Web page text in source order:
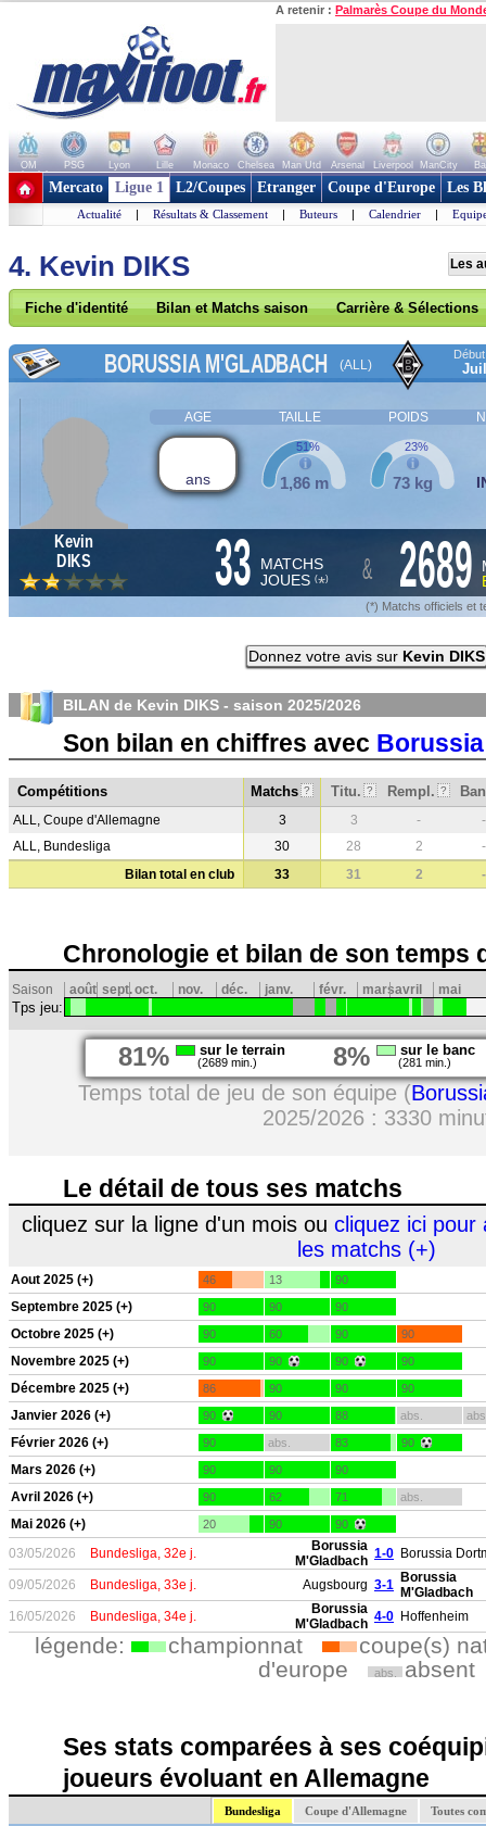
A retenir : Palmarès Coupe du
OM PSG Lyon Lille Monaco Chelsea Man Utd Arsenal Liverpool ManCity
+ de clubs
Mercato Ligue 1 L2/Coupes Etranger Coupe d'Europe Les
Actualité | Résultats & Classement | Buteurs | Calendrier |
4. Kevin DIKS Les
Fiche d'identité Bilan et Matchs saison Carrière & Sélections
BORUSSIA M'GLADBACH (ALL)
AGE TAILLE POIDS
ans 1,86 m
51%
73 kg
23%
Kevin
DIKS
33 MATCHS
JOUES (*) & 2689
(*) Matchs officiels et
Donnez votre avis sur Kevin DIKS
BILAN de Kevin DIKS - saison 2025/2026
Son bilan en chiffres avec
Compétitions Matchs ? Titu. ? Rempl. ?
ALL, Coupe d'Allemagne 3 3 -
-
ALL, Bundesliga
30 28 2
-
Bilan total en club
33 31 2 -
Chronologie et bilan de son temps
Saison août sept.oct. nov. déc. janv. févr. marsavril mai
Tps jeu:
81% sur le terrain
(2689 min.) 8% sur le banc
(281 min.)
Temps total de jeu de son équipe (
2025/2026 : 3330
Le détail de tous ses matchs
cliquez sur la ligne d'un mois ou cliquez ici pour
les matchs (+)
Aout 2025 (+) 46 13 90
Septembre 2025 (+) 90 90 90
Octobre 2025 (+) 90 60 90 90
Novembre 2025 (+) 90 90 90 90
Décembre 2025 (+) 86 90 90 90
Janvier 2026 (+) 90 90 88 abs.
Février 2026 (+) 90 abs. 83 90
Mars 2026 (+) 90 90 90
Avril 2026 (+) 90 62 71 abs.
Mai 2026 (+) 20 90 90
03/05/2026 Bundesliga, 32e j.
Borussia
M'Gladbach 1-0 Borussia
09/05/2026 Bundesliga, 33e j. Augsbourg 3-1 Borussia
M'Gladbach
16/05/2026
Bundesliga, 34e j.
Borussia
M'Gladbach 4-0 Hoffenheim
légende: championnat
coupe(s)
d'europe
abs. absent
Ses stats comparées à ses
joueurs évoluant en Allemagne
Bundesliga Coupe d'Allemagne Toutes